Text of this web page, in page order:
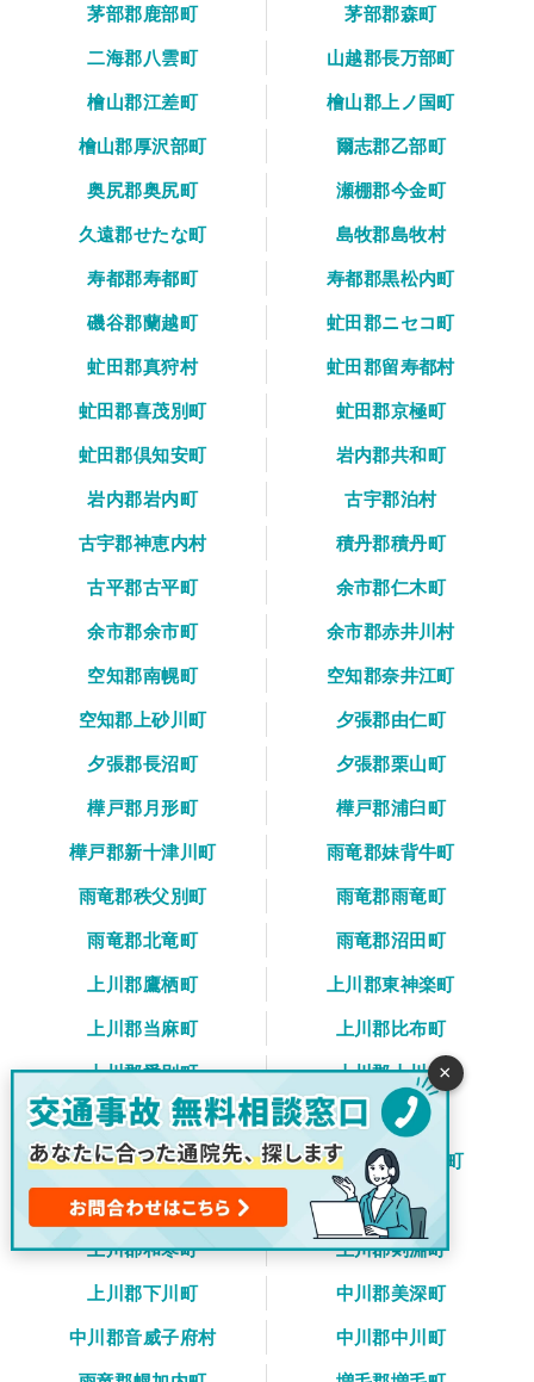
茅部郡鹿部町
茅部郡森町
二海郡八雲町
山越郡長万部町
檜山郡江差町
檜山郡上ノ国町
檜山郡厚沢部町
爾志郡乙部町
奥尻郡奥尻町
瀬棚郡今金町
久遠郡せたな町
島牧郡島牧村
寿都郡寿都町
寿都郡黒松内町
磯谷郡蘭越町
虻田郡ニセコ町
虻田郡真狩村
虻田郡留寿都村
虻田郡喜茂別町
虻田郡京極町
虻田郡倶知安町
岩内郡共和町
岩内郡岩内町
古宇郡泊村
古宇郡神恵内村
積丹郡積丹町
古平郡古平町
余市郡仁木町
余市郡余市町
余市郡赤井川村
空知郡南幌町
空知郡奈井江町
空知郡上砂川町
夕張郡由仁町
夕張郡長沼町
夕張郡栗山町
樺戸郡月形町
樺戸郡浦臼町
樺戸郡新十津川町
雨竜郡妹背牛町
雨竜郡秩父別町
雨竜郡雨竜町
雨竜郡北竜町
雨竜郡沼田町
上川郡鷹栖町
上川郡東神楽町
上川郡当麻町
上川郡比布町
上川郡愛別町
上川郡上川町
上川郡東川町
上川郡美瑛町
空知郡上富良野町
空知郡中富良野町
空知郡南富良野町
勇払郡占冠村
上川郡和寒町
上川郡剣淵町
上川郡下川町
中川郡美深町
中川郡音威子府村
中川郡中川町
×